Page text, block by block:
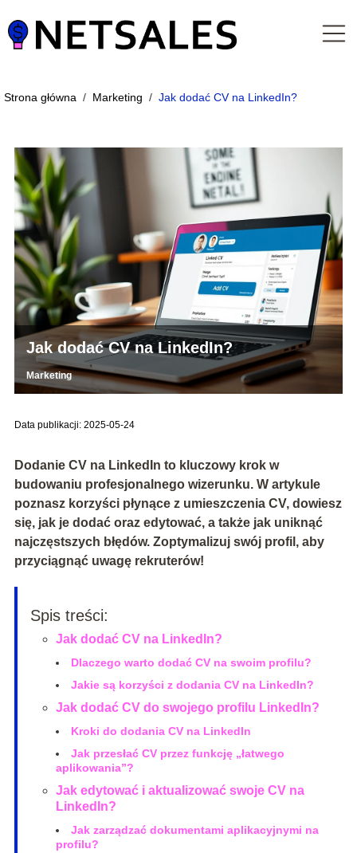
Strona główna / Marketing / Jak dodać CV na LinkedIn?
Jak dodać CV na LinkedIn?
Marketing
Data publikacji: 2025-05-24
Dodanie CV na LinkedIn to kluczowy krok w
budowaniu profesjonalnego wizerunku. W artykule
poznasz korzyści płynące z umieszczenia CV, dowiesz
się, jak je dodać oraz edytować, a także jak uniknąć
najczęstszych błędów. Zoptymalizuj swój profil, aby
przyciągnąć uwagę rekruterów!
Spis treści:
Jak dodać CV na LinkedIn?
Dlaczego warto dodać CV na swoim profilu?
Jakie są korzyści z dodania CV na LinkedIn?
Jak dodać CV do swojego profilu LinkedIn?
Kroki do dodania CV na LinkedIn
Jak przesłać CV przez funkcję „łatwego
aplikowania”?
Jak edytować i aktualizować swoje CV na
LinkedIn?
Jak zarządzać dokumentami aplikacyjnymi na
profilu?